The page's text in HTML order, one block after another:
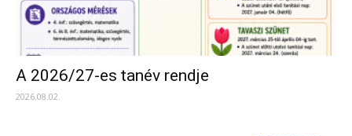
A 2026/27-es tanév rendje
2026.08.02.